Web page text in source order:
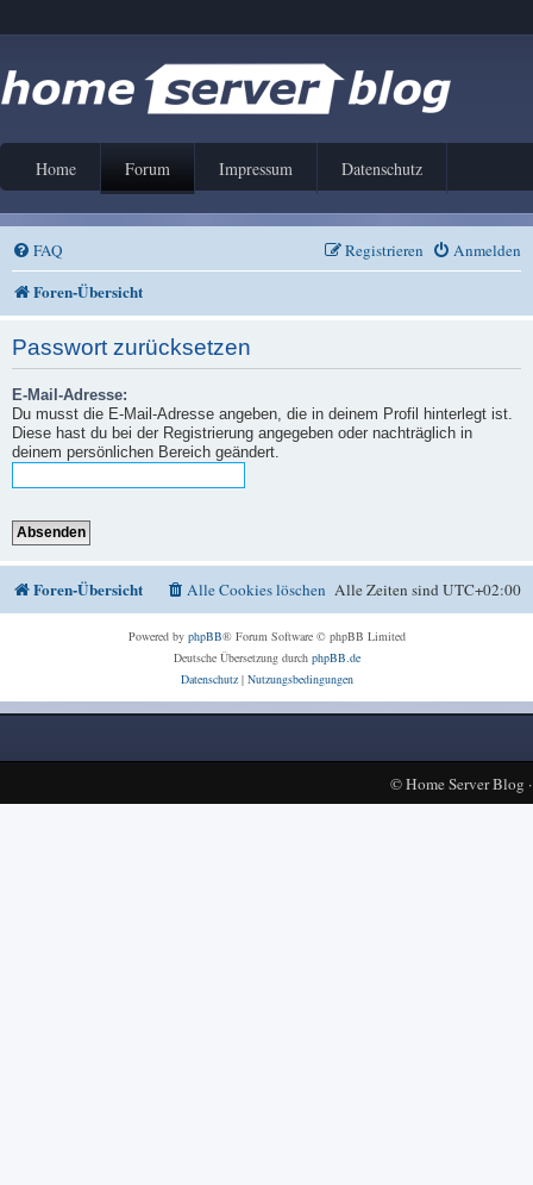
Home Forum Impressum Datenschutz
FAQ Anmelden
Registrieren
Foren-Übersicht
Passwort zurücksetzen
E-Mail-Adresse:
Du musst die E-Mail-Adresse angeben, die in deinem Profil hinterlegt ist.
Diese hast du bei der Registrierung angegeben oder nachträglich in
deinem persönlichen Bereich geändert.
Foren-Übersicht Alle Zeiten sindUTC+02:00
Alle Cookies löschen
Powered by phpBB® Forum Software © phpBB Limited
Deutsche Übersetzung durch phpBB.de
Datenschutz| Nutzungsbedingungen
©Home Server Blog